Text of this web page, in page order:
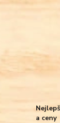
a ceny